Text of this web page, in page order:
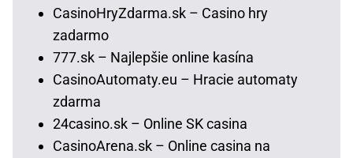
CasinoHryZdarma.sk – Casino hry
zadarmo
777.sk – Najlepšie online kasína
CasinoAutomaty.eu – Hracie automaty
zdarma
24casino.sk – Online SK casina
CasinoArena.sk – Online casina na